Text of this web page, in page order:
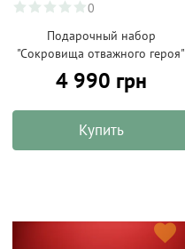
0
Подарочный набор
"Сокровища отважного героя"
4 990 грн
Купить